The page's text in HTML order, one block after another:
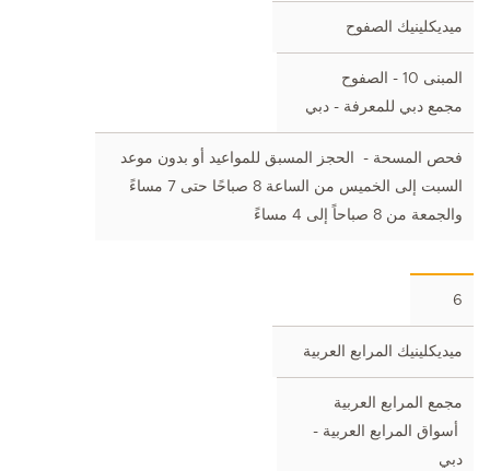
ميديكلينيك الصفوح
المبنى 10 - الصفوح
مجمع دبي للمعرفة - دبي
فحص المسحة - الحجز المسبق للمواعيد أو بدون موعد
السبت إلى الخميس من الساعة 8 صباحًا حتى 7 مساءً
والجمعة من 8 صباحاً إلى 4 مساءً
6
ميديكلينيك المرابع العربية
مجمع المرابع العربية
أسواق المرابع العربية -
دبي